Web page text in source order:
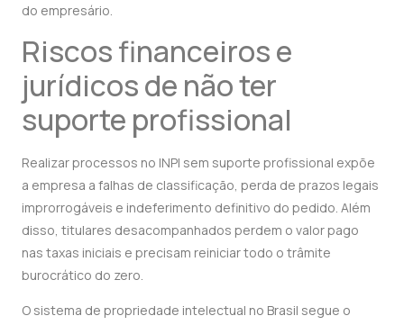
do empresário.
Riscos financeiros e
jurídicos de não ter
suporte profissional
Realizar processos no INPI sem suporte profissional expõe
a empresa a falhas de classificação, perda de prazos legais
improrrogáveis e indeferimento definitivo do pedido. Além
disso, titulares desacompanhados perdem o valor pago
nas taxas iniciais e precisam reiniciar todo o trâmite
burocrático do zero.
O sistema de propriedade intelectual no Brasil segue o